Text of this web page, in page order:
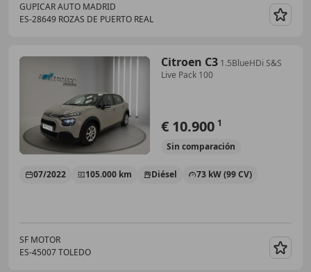
GUPICAR AUTO MADRID
ES-28649 ROZAS DE PUERTO REAL
Citroen C3 1.5BlueHDi S&S
Live Pack 100
€ 10.900 1
Sin comparación
07/2022 105.000 km Diésel 73 kW (99 CV)
SF MOTOR
ES-45007 TOLEDO